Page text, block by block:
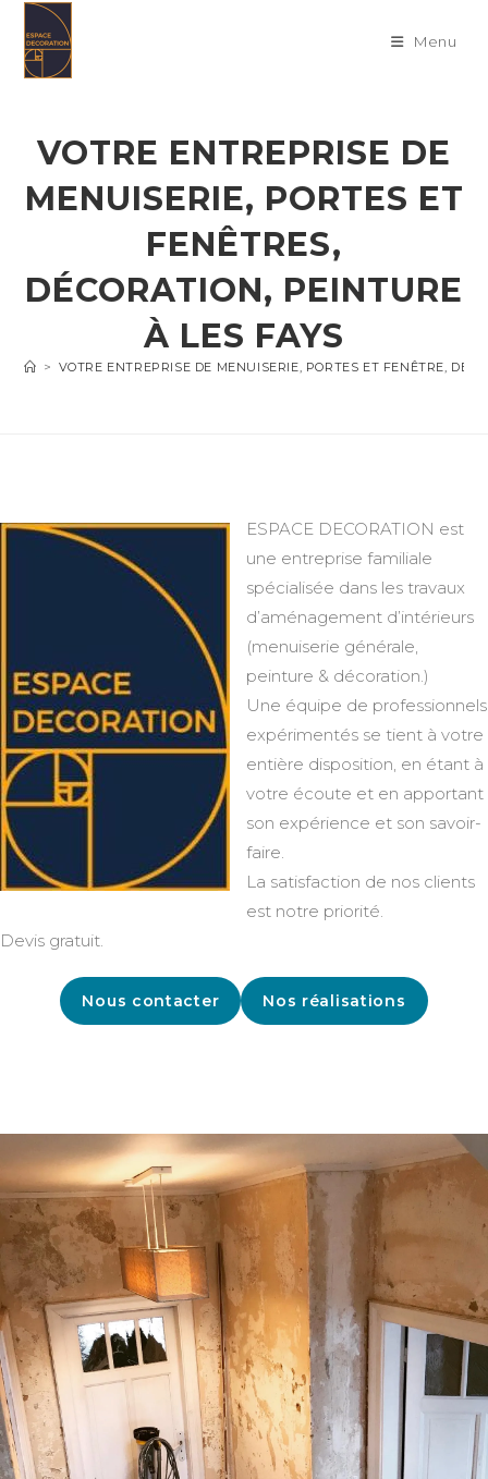
content
Menu
VOTRE ENTREPRISE DE
MENUISERIE, PORTES ET
FENÊTRES,
DÉCORATION, PEINTURE
À LES FAYS
> VOTRE ENTREPRISE DE MENUISERIE, PORTES ET FENÊTRE,
ESPACE DECORATION est
une entreprise familiale
spécialisée dans les travaux
d’aménagement d’intérieurs
(menuiserie générale,
peinture & décoration.)
Une équipe de professionnels
expérimentés se tient à votre
entière disposition, en étant à
votre écoute et en apportant
son expérience et son savoir-
faire.
La satisfaction de nos clients
est notre priorité.
Devis gratuit.
Nous contacter Nos réalisations